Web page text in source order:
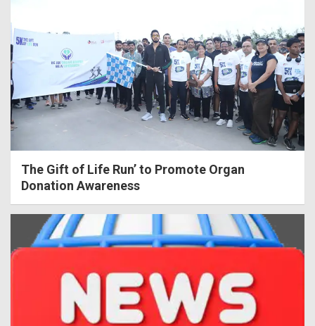
The Gift of Life Run’ to Promote Organ
Donation Awareness